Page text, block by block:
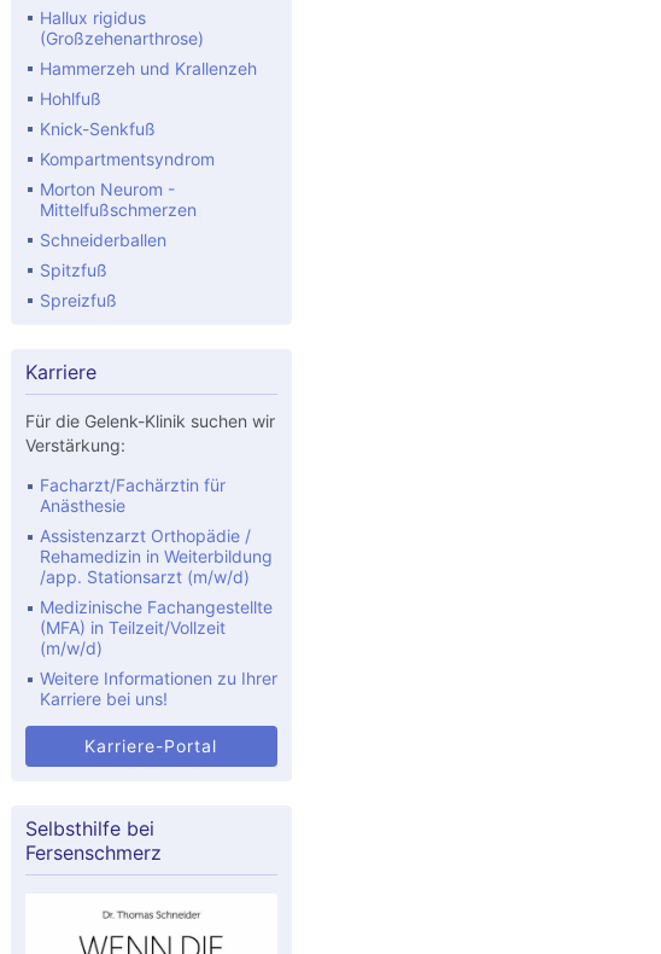
Hallux rigidus
(Großzehenarthrose)
Hammerzeh und Krallenzeh
Hohlfuß
Knick-Senkfuß
Kompartmentsyndrom
Morton Neurom -
Mittelfußschmerzen
Schneiderballen
Spitzfuß
Spreizfuß
Karriere
Für die Gelenk-Klinik suchen wir
Verstärkung:
Facharzt/Fachärztin für
Anästhesie
Assistenzarzt Orthopädie /
Rehamedizin in Weiterbildung
/app. Stationsarzt (m/w/d)
Medizinische Fachangestellte
(MFA) in Teilzeit/Vollzeit
(m/w/d)
Weitere Informationen zu Ihrer
Karriere bei uns!
Karriere-Portal
Selbsthilfe bei
Fersenschmerz